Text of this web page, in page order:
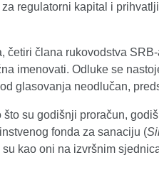
regulatorni kapital i
člana rukovodstva
imenovati. Odluke se
glasovanja neodlučan,
su godišnji proračun,
fonda za sanaciju (
kao oni na izvršnim